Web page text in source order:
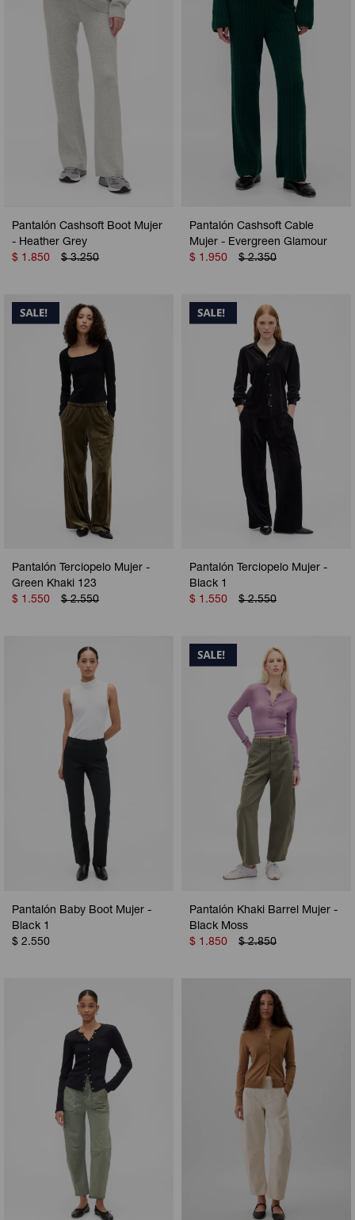
Pantalón Cashsoft Boot Mujer
- Heather Grey
$ 1.850 $ 3.250
Pantalón Cashsoft Cable
Mujer - Evergreen Glamour
$ 1.950 $ 2.350
Pantalón Terciopelo Mujer -
Green Khaki 123
$ 1.550 $ 2.550
Pantalón Terciopelo Mujer -
Black 1
$ 1.550 $ 2.550
Pantalón Baby Boot Mujer -
Black 1
$ 2.550
Pantalón Khaki Barrel Mujer -
Black Moss
$ 1.850 $ 2.850
Camperas
Musculosas
Shorts
Vestidos y polleras
Pijamas
Calzas
Camperas
Chalecos
Shorts
Ropa interior
Camperas
Chalecos
Ropa interior
Camperas
Pijamas
Sets